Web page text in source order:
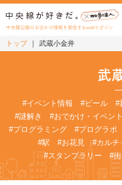
中央線沿線のお出かけ情報を発信するwebマガジン
スイーツ・テイクアウト
おでかけ
ショッピング
中央線カルチャー
トップ 武蔵小金井
武
#イベント情報 #ビール #
#謎解き
#おでかけ・イベント
#プログラミング
#プログラボ
#駅
#お花見 #カルチ
#スタンプラリー
#